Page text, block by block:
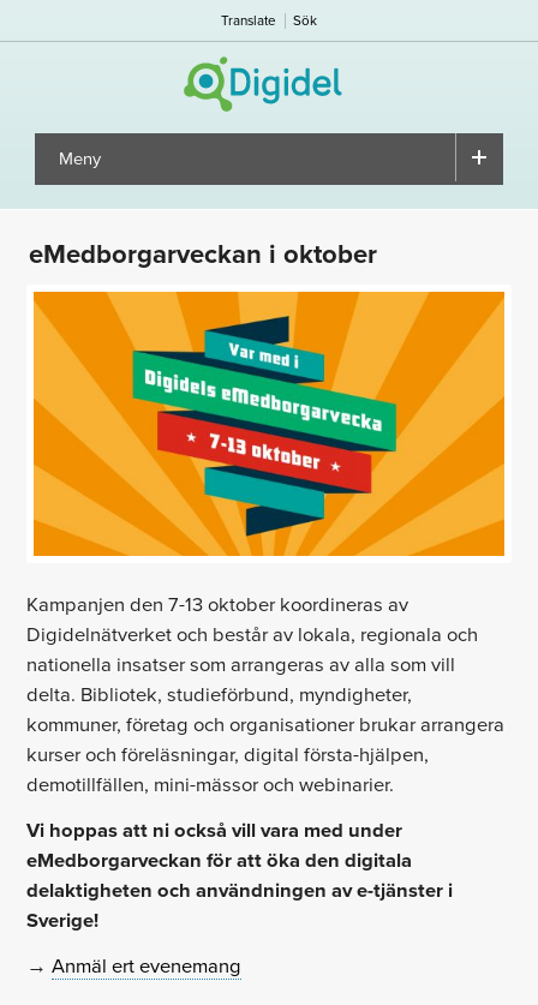
Translate Sök
Meny ▼
eMedborgarveckan i oktober
Kampanjen den 7-13 oktober koordineras av
Digidelnätverket och består av lokala, regionala och
nationella insatser som arrangeras av alla som vill
delta. Bibliotek, studieförbund, myndigheter,
kommuner, företag och organisationer brukar arrangera
kurser och föreläsningar, digital första-hjälpen,
demotillfällen, mini-mässor och webinarier.
Vi hoppas att ni också vill vara med under
eMedborgarveckan för att öka den digitala
delaktigheten och användningen av e-tjänster i
Sverige!
→Anmäl ert evenemang